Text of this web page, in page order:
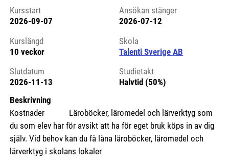
Kursstart 6274969
Kursstart
2026-09-07
Ansökan stänger
2026-07-12
Kurslängd
10 veckor
Skola
Talenti Sverige AB
Slutdatum
2026-11-13
Studietakt
Halvtid (50%)
Beskrivning
Kostnader Läroböcker, läromedel och lärverktyg som
du som elev har för avsikt att ha för eget bruk köps in av dig
själv. Vid behov kan du få låna läroböcker, läromedel och
lärverktyg i skolans lokaler